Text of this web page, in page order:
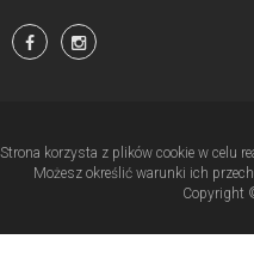
Strona korzysta z plików cookie w celu
Możesz określić warunki ich
Copyright